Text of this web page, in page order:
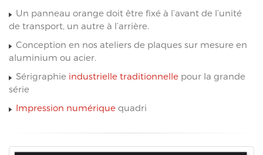
Un panneau orange doit être fixé à l’avant de l’unité
de transport, un autre à l’arrière.
Conception en nos ateliers de plaques sur mesure en
aluminium ou acier.
Sérigraphie industrielle traditionnelle pour la grande
série
Impression numérique quadri